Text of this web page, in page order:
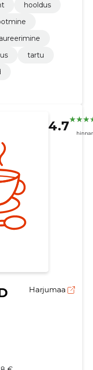
hooldus
tartu
4.7
Harjumaa